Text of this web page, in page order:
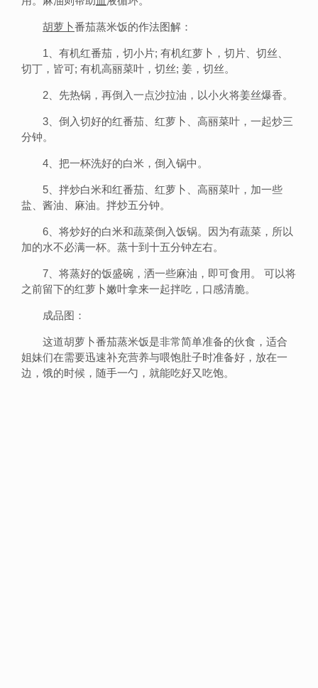
胡萝卜番茄蒸米饭的作法图解：
1、有机红番茄，切小片; 有机红萝卜，切片、切丝、
切丁，皆可; 有机高丽菜叶，切丝; 姜，切丝。
2、先热锅，再倒入一点沙拉油，以小火将姜丝爆香。
3、倒入切好的红番茄、红萝卜、高丽菜叶，一起炒三
分钟。
4、把一杯洗好的白米，倒入锅中。
5、拌炒白米和红番茄、红萝卜、高丽菜叶，加一些
盐、酱油、麻油。拌炒五分钟。
6、将炒好的白米和蔬菜倒入饭锅。因为有蔬菜，所以
加的水不必满一杯。蒸十到十五分钟左右。
7、将蒸好的饭盛碗，洒一些麻油，即可食用。 可以将
之前留下的红萝卜嫩叶拿来一起拌吃，口感清脆。
成品图：
这道胡萝卜番茄蒸米饭是非常简单准备的伙食，适合
姐妹们在需要迅速补充营养与喂饱肚子时准备好，放在一
边，饿的时候，随手一勺，就能吃好又吃饱。